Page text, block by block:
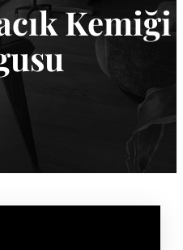
Kemiği